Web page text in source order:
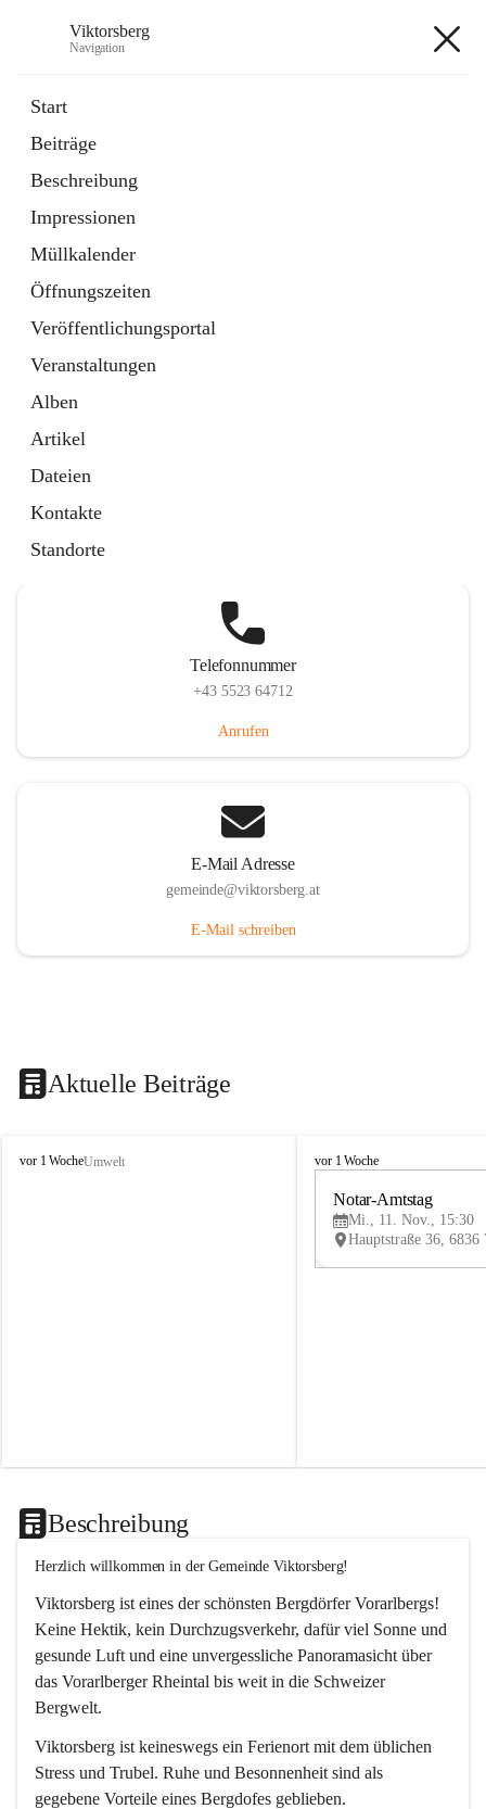
Viktorsberg
Navigation
Start
Beiträge
Beschreibung
Impressionen
Müllkalender
Öffnungszeiten
Veröffentlichungsportal
Veranstaltungen
Alben
Artikel
Dateien
Kontakte
Standorte
1 Schnellzugriff
Bürgerservice
10 Schnellzugriffe
Telefonnummer
+43 5523 64712
Anrufen
E-Mail Adresse
gemeinde@viktorsberg.at
E-Mail schreiben
Aktuelle Beiträge
V
vor 1 WocheUmwelt
V
vor 1 Woche
Notar-Amtstag
Mi., 11. Nov., 15:30
Beschreibung
Herzlich willkommen in der Gemeinde Viktorsberg!
Viktorsberg ist eines der schönsten Bergdörfer Vorarlbergs!
Keine Hektik, kein Durchzugsverkehr, dafür viel Sonne und
gesunde Luft und eine unvergessliche Panoramasicht über
das Vorarlberger Rheintal bis weit in die Schweizer
Bergwelt.
Viktorsberg ist keineswegs ein Ferienort mit dem üblichen
Stress und Trubel. Ruhe und Besonnenheit sind als
gegebene Vorteile eines Bergdofes geblieben.